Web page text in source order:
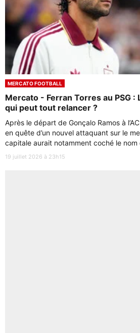
MERCATO FOOTBALL
Mercato - Ferran Torres au PSG :
qui peut tout relancer ?
Après le départ de Gonçalo Ramos à
en quête d’un nouvel attaquant sur le
capitale aurait notamment coché le nom
19 juillet 2026 à 23h15